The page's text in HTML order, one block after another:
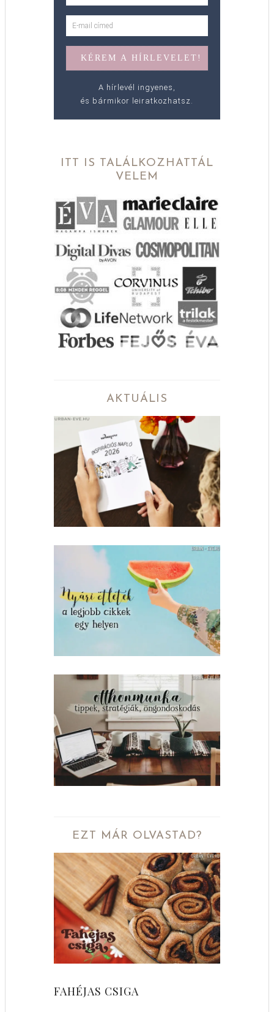
A hírlevél ingyenes,
és bármikor leiratkozhatsz.
ITT IS TALÁLKOZHATTÁL
VELEM
AKTUÁLIS
EZT MÁR OLVASTAD?
FAHÉJAS CSIGA